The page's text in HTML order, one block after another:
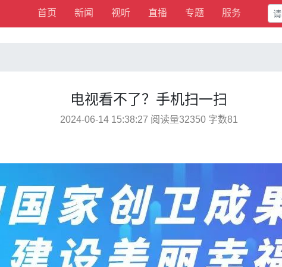
首页 新闻 视听 直播 专题 服务
电视看不了？手机扫一扫
2024-06-14 15:38:27 阅读量32350 字数81